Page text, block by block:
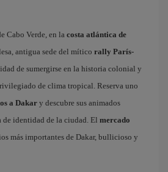
Cabo Verde, en lacosta atlántica de
antigua sede del mítico rally París-
de sumergirse en la historia colonial y
de clima tropical. Reserva uno
a Dakar y descubre sus animados
de identidad de la ciudad. El mercado
más importantes de Dakar, bullicioso y